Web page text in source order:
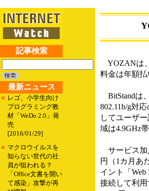
記事検索
最新ニュース
■ レゴ、小学生向け
プログラミング教
材「WeDo 2.0」発
売
[2016/01/29]
■ マクロウイルスを
知らない世代の社
員が狙われる？
「Office文書を開い
て感染」攻撃が再
YOZANは
料金は年額払
BitStandは
802.11b/g対
してユーザ
域は4.9GHz帯
サービス加
円（1カ月あ
イント「
接続して利